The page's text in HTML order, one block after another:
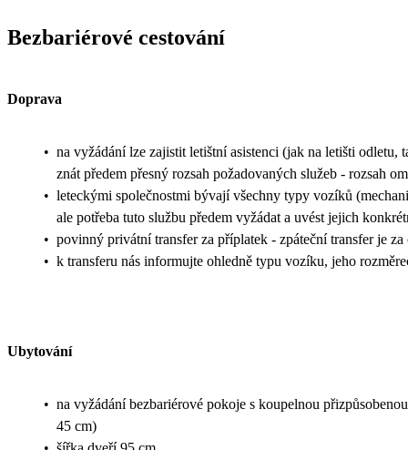
Bezbariérové cestování
Doprava
• na vyžádání lze zajistit letištní asistenci (jak na letišti odletu,
znát předem přesný rozsah požadovaných služeb - rozsah
• leteckými společnostmi bývají všechny typy vozíků
ale potřeba tuto službu předem vyžádat a uvést jejich
• povinný privátní transfer za příplatek - zpáteční transfer je
• k transferu nás informujte ohledně typu vozíku, jeho
Ubytování
• na vyžádání bezbariérové pokoje s koupelnou
45 cm)